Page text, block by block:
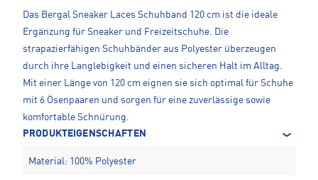
Das Bergal Sneaker Laces Schuhband 120 cm ist die ideale
Ergänzung für Sneaker und Freizeitschuhe. Die
strapazierfähigen Schuhbänder aus Polyester überzeugen
durch ihre Langlebigkeit und einen sicheren Halt im Alltag.
Mit einer Länge von 120 cm eignen sie sich optimal für Schuhe
mit 6 Ösenpaaren und sorgen für eine zuverlässige sowie
komfortable Schnürung.
PRODUKTEIGENSCHAFTEN
Material: 100% Polyester